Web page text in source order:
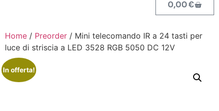
0,00€
Home / Preorder / Mini telecomando IR a 24 tasti per
luce di striscia a LED 3528 RGB 5050 DC 12V
In offerta!